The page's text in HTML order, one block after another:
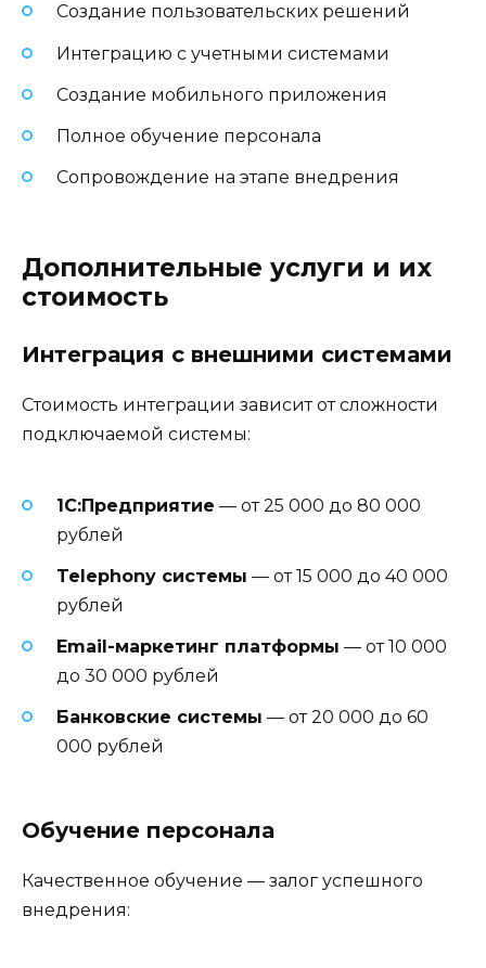
Создание пользовательских решений
Интеграцию с учетными системами
Создание мобильного приложения
Полное обучение персонала
Сопровождение на этапе внедрения
Дополнительные услуги и их
стоимость
Интеграция с внешними системами
Стоимость интеграции зависит от сложности
подключаемой системы:
1С:Предприятие — от 25 000 до 80 000
рублей
Telephony системы — от 15 000 до 40 000
рублей
Email-маркетинг платформы — от 10 000
до 30 000 рублей
Банковские системы — от 20 000 до 60
000 рублей
Обучение персонала
Качественное обучение — залог успешного
внедрения: